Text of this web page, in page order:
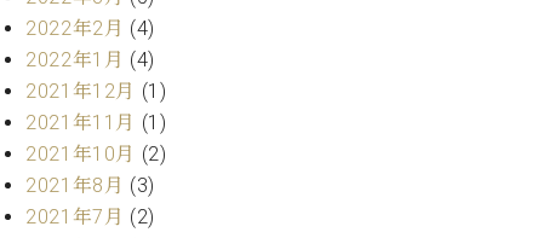
ジ
デ
ン
ス
ア
ッ
プ
イ
ー
ビ
音
楽
教
室
ピ
2022年2月 (4)
2022年1月 (4)
2021年12月 (1)
2021年11月 (1)
2021年10月 (2)
2021年8月 (3)
2021年7月 (2)